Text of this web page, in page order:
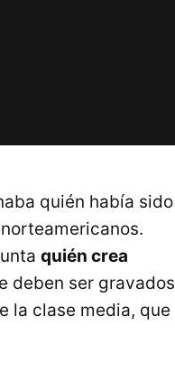
quién había sido
quién crea
deben ser gravados
la clase media, que